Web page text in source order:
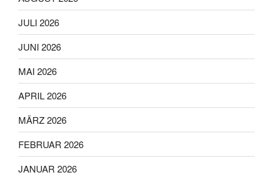
JULI 2026
JUNI 2026
MAI 2026
APRIL 2026
MÄRZ 2026
FEBRUAR 2026
JANUAR 2026